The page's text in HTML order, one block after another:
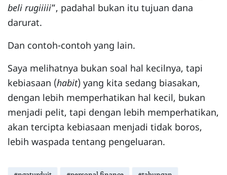
beli rugiiiii”, padahal bukan itu tujuan dana
darurat.
Dan contoh-contoh yang lain.
Saya melihatnya bukan soal hal kecilnya, tapi
kebiasaan (habit) yang kita sedang biasakan,
dengan lebih memperhatikan hal kecil, bukan
menjadi pelit, tapi dengan lebih memperhatikan,
akan tercipta kebiasaan menjadi tidak boros,
lebih waspada tentang pengeluaran.